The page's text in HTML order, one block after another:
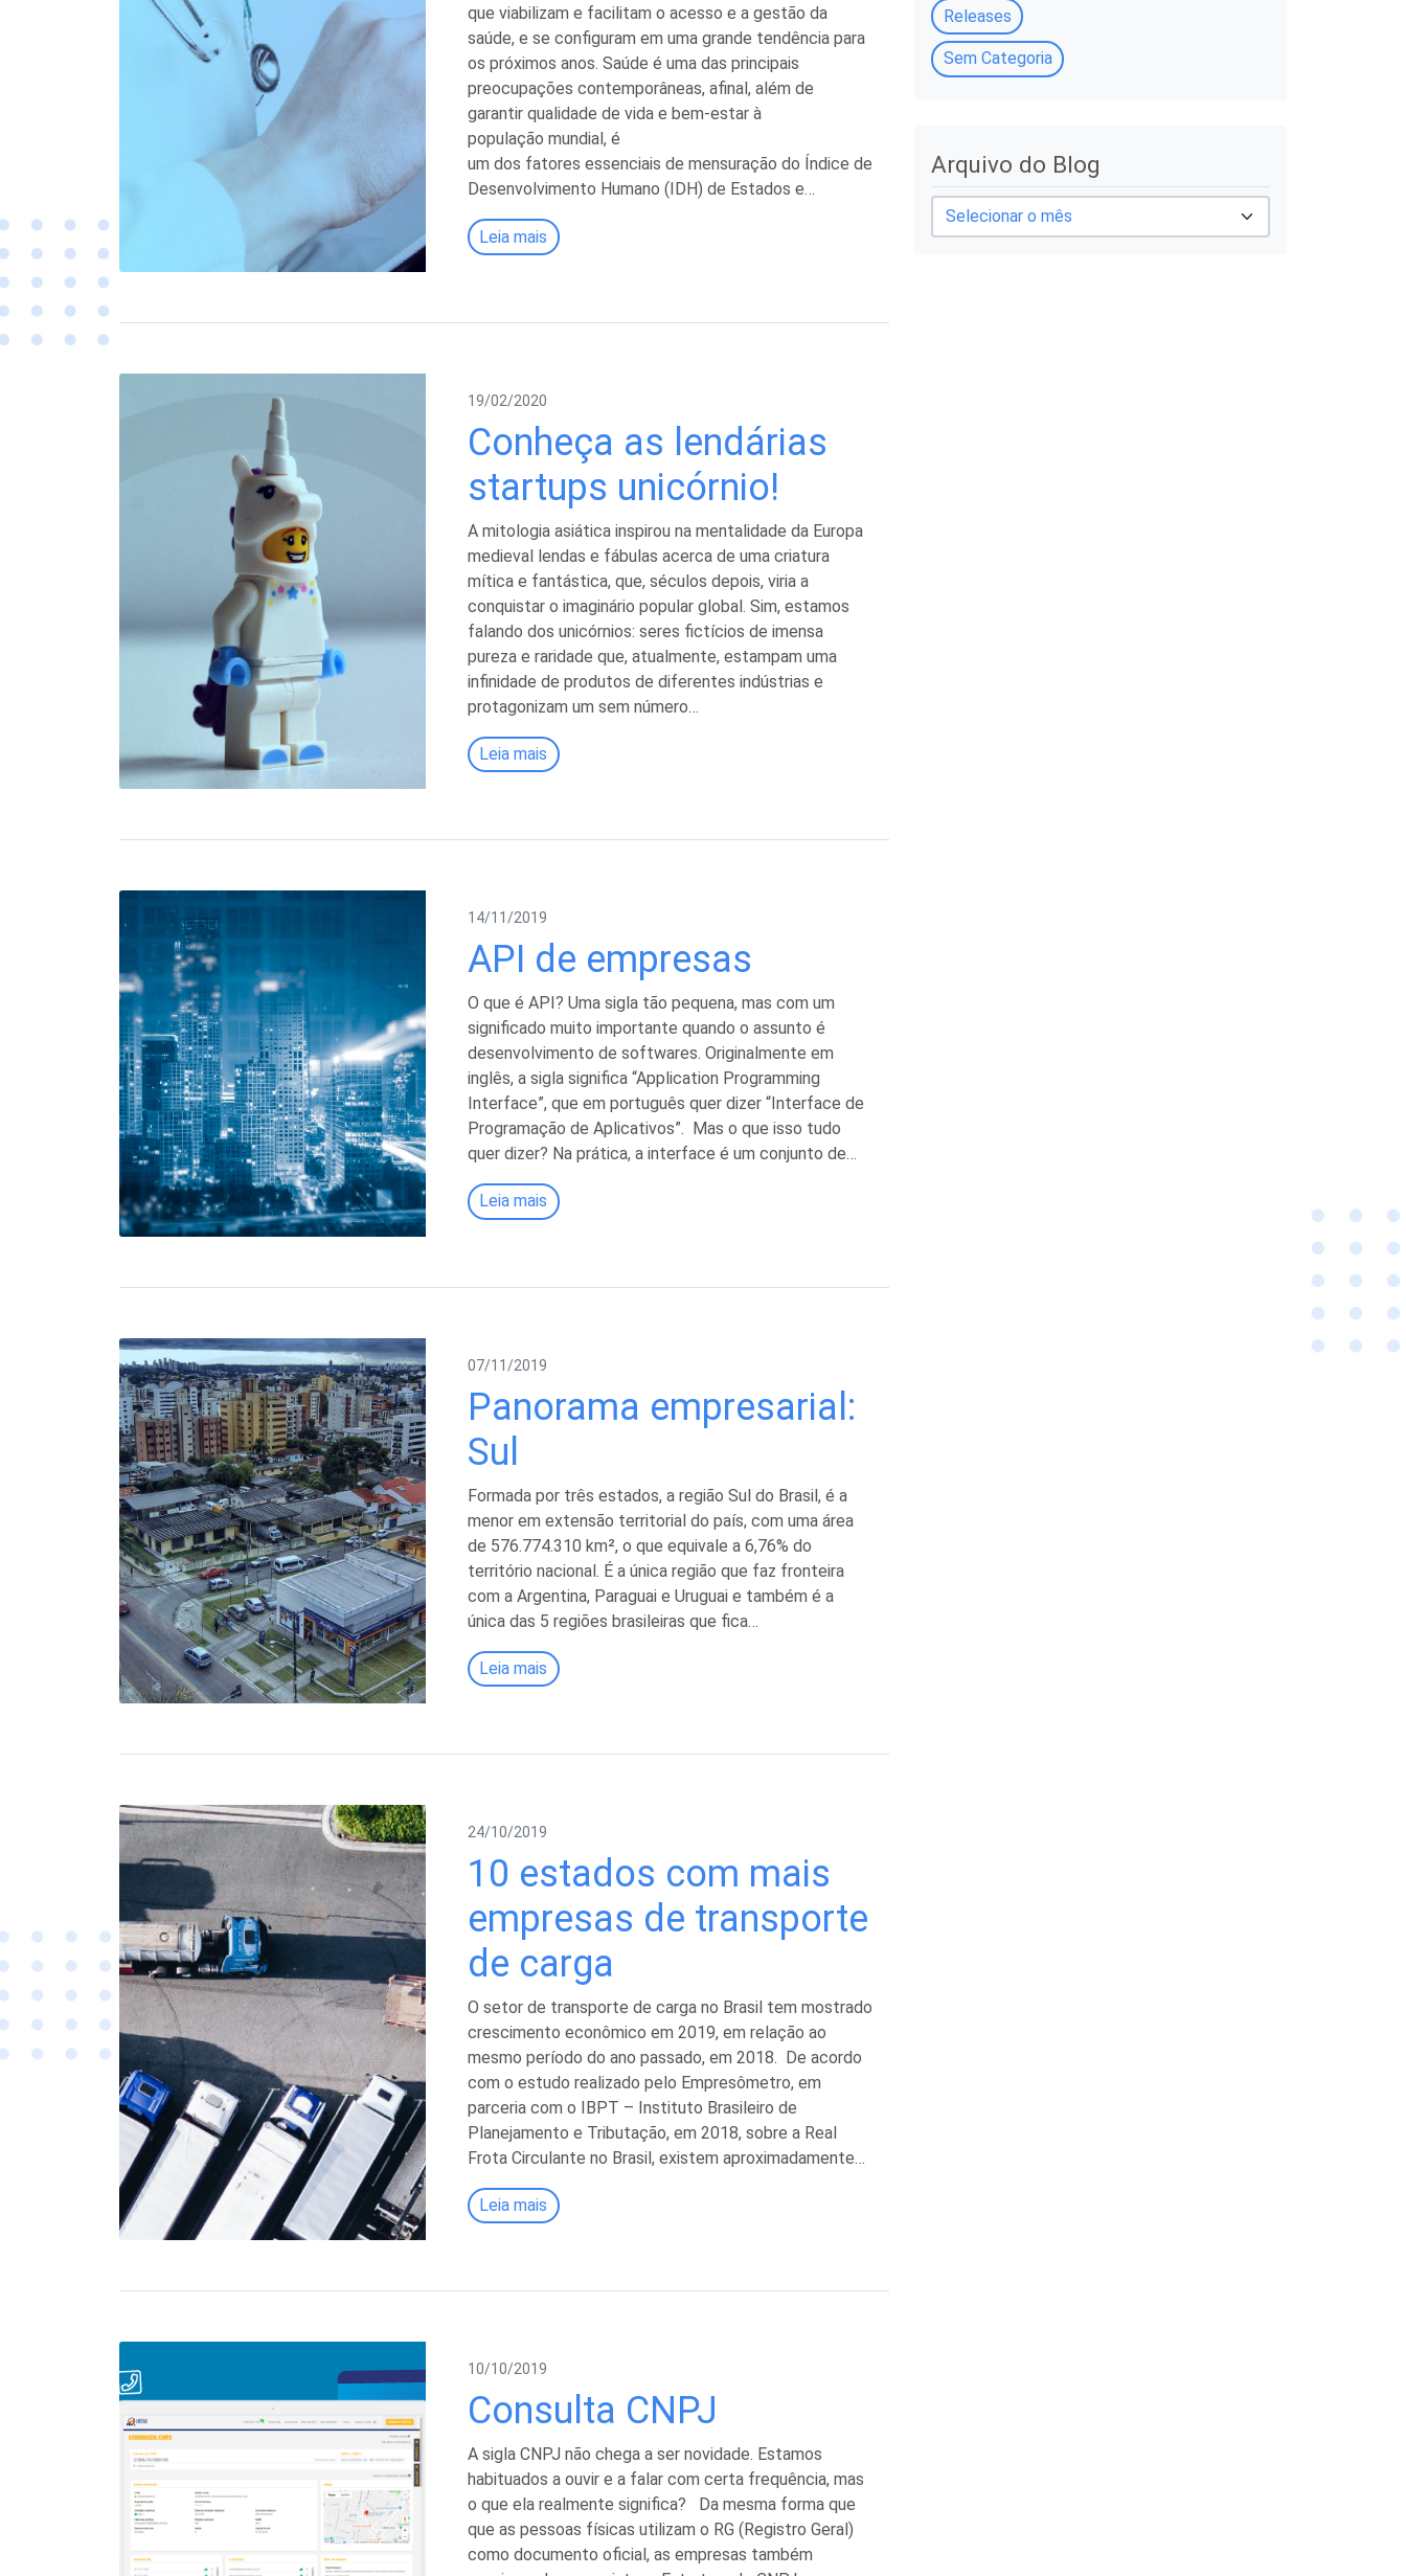
que viabilizam e facilitam o acesso e a gestão da
saúde, e se configuram em uma grande tendência para
os próximos anos. Saúde é uma das principais
preocupações contemporâneas, afinal, além de
garantir qualidade de vida e bem-estar à
população mundial, é
um dos fatores essenciais de mensuração do Índice de
Desenvolvimento Humano (IDH) de Estados e…
Leia mais
19/02/2020
Conheça as lendárias
startups unicórnio!
A mitologia asiática inspirou na mentalidade da Europa
medieval lendas e fábulas acerca de uma criatura
mítica e fantástica, que, séculos depois, viria a
conquistar o imaginário popular global. Sim, estamos
falando dos unicórnios: seres fictícios de imensa
pureza e raridade que, atualmente, estampam uma
infinidade de produtos de diferentes indústrias e
protagonizam um sem número…
Leia mais
14/11/2019
API de empresas
O que é API? Uma sigla tão pequena, mas com um
significado muito importante quando o assunto é
desenvolvimento de softwares. Originalmente em
inglês, a sigla significa “Application Programming
Interface”, que em português quer dizer “Interface de
Programação de Aplicativos”. Mas o que isso tudo
quer dizer? Na prática, a interface é um conjunto de…
Leia mais
07/11/2019
Panorama empresarial:
Sul
Formada por três estados, a região Sul do Brasil, é a
menor em extensão territorial do país, com uma área
de 576.774.310 km², o que equivale a 6,76% do
território nacional. É a única região que faz fronteira
com a Argentina, Paraguai e Uruguai e também é a
única das 5 regiões brasileiras que fica…
Leia mais
24/10/2019
10 estados com mais
empresas de transporte
de carga
O setor de transporte de carga no Brasil tem mostrado
crescimento econômico em 2019, em relação ao
mesmo período do ano passado, em 2018. De acordo
com o estudo realizado pelo Empresômetro, em
parceria com o IBPT – Instituto Brasileiro de
Planejamento e Tributação, em 2018, sobre a Real
Frota Circulante no Brasil, existem aproximadamente…
Leia mais
10/10/2019
Consulta CNPJ
A sigla CNPJ não chega a ser novidade. Estamos
habituados a ouvir e a falar com certa frequência, mas
o que ela realmente significa? Da mesma forma que
que as pessoas físicas utilizam o RG (Registro Geral)
como documento oficial, as empresas também
Releases
Sem Categoria
Arquivo do Blog
A
r
q